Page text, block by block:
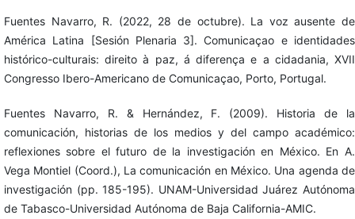
Fuentes Navarro, R. (2022, 28 de octubre). La voz ausente de
América Latina [Sesión Plenaria 3]. Comunicaçao e identidades
histórico-culturais: direito à paz, á diferença e a cidadania, XVII
Congresso Ibero-Americano de Comunicaçao, Porto, Portugal.
Fuentes Navarro, R. & Hernández, F. (2009). Historia de la
comunicación, historias de los medios y del campo académico:
reflexiones sobre el futuro de la investigación en México. En A.
Vega Montiel (Coord.), La comunicación en México. Una agenda de
investigación (pp. 185-195). UNAM-Universidad Juárez Autónoma
de Tabasco-Universidad Autónoma de Baja California-AMIC.